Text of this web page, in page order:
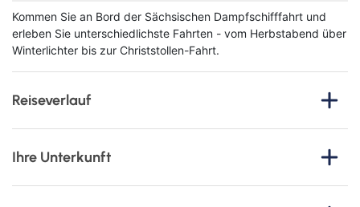
Kommen Sie an Bord der Sächsischen Dampfschifffahrt und
erleben Sie unterschiedlichste Fahrten - vom Herbstabend über
Winterlichter bis zur Christstollen-Fahrt.
Reiseverlauf
beeindruckende Elblandschaften und kulinarische Erlebnisse
Ihre Unterkunft